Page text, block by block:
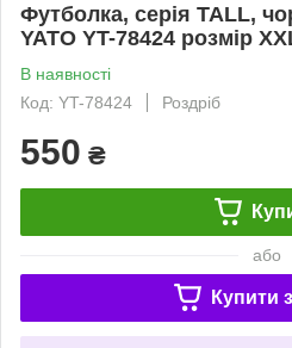
Футболка, серія TALL,
YATO YT-78424 розмір
В наявності
Код: YT-78424
Роздріб
550 ₴
або
Купити з